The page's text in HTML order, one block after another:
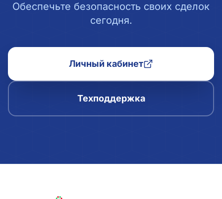
Обеспечьте безопасность своих сделок
сегодня.
Личный кабинет
Техподдержка